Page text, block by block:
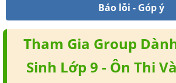
Báo lỗi - Góp ý
Tham Gia Group
Sinh Lớp 9 - Ôn Thi